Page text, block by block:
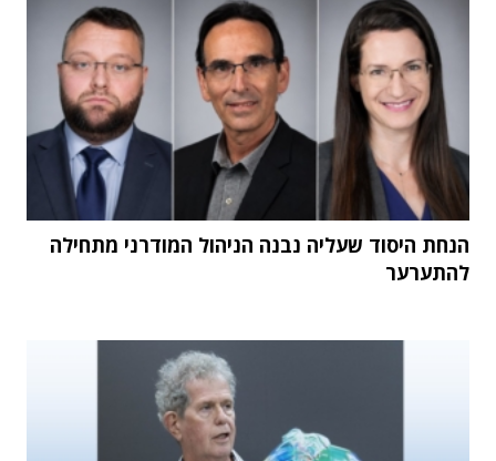
הנחת היסוד שעליה נבנה הניהול המודרני מתחילה
להתערער